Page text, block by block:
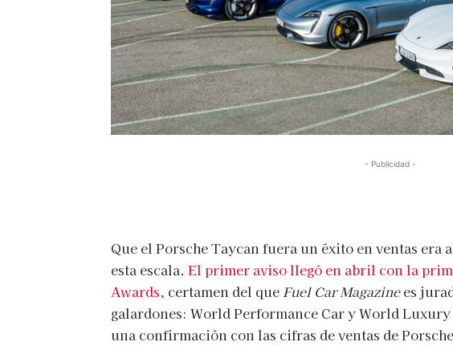
- Publicidad -
Que el Porsche Taycan fuera un éxito en ventas era
esta escala. El primer aviso llegó en abril con la
Awards, certamen del queFuel Car Magazinees
galardones: World Performance Car y World Luxury
una confirmación con las cifras de ventas de